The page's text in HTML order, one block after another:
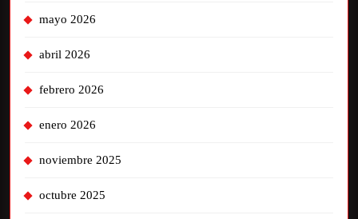
mayo 2026
abril 2026
febrero 2026
enero 2026
noviembre 2025
octubre 2025